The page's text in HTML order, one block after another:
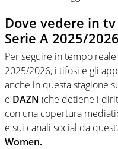
Dove vedere in
Serie A 2025/2026
Per seguire in tempo
2025/2026, i tifosi e gli
anche in questa stagione
e DAZN (che detiene i
con una copertura
e sui canali social da
Women.